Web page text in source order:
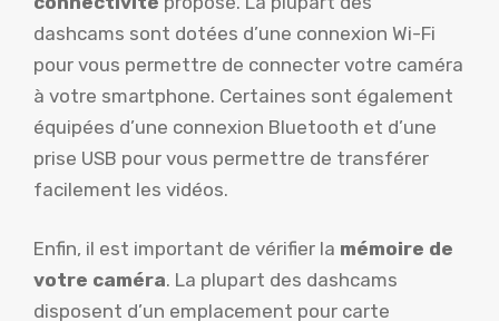
dashcams sont dotées d’une connexion Wi-Fi
pour vous permettre de connecter votre caméra
à votre smartphone. Certaines sont également
équipées d’une connexion Bluetooth et d’une
prise USB pour vous permettre de transférer
facilement les vidéos.
Enfin, il est important de vérifier la mémoire de
votre caméra. La plupart des dashcams
disposent d’un emplacement pour carte